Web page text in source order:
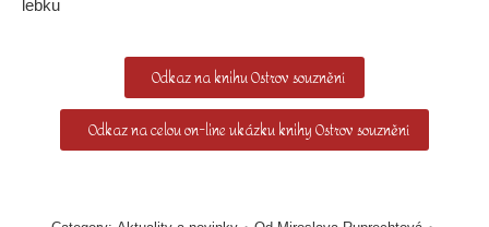
lebku
Odkaz na knihu Ostrov souznění
Odkaz na celou on-line ukázku knihy Ostrov souznění